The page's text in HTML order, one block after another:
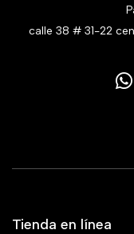
calle 38 # 31-22
Tienda en línea